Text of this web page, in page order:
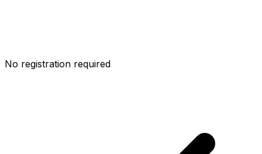
No registration required